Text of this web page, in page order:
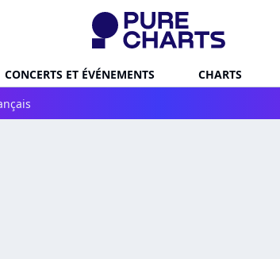
CONCERTS ET ÉVÉNEMENTS CHARTS